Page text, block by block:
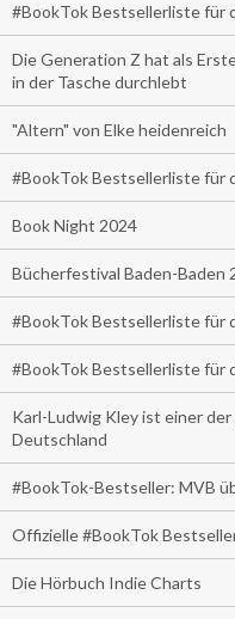
#BookTok Bestsellerliste für
Die Generation Z hat als
in der Tasche durchlebt
"Altern" von Elke heidenreich
#BookTok Bestsellerliste für
Book Night 2024
Bücherfestival Baden-Baden
#BookTok Bestsellerliste für
#BookTok Bestsellerliste für
Karl-Ludwig Kley ist einer
Deutschland
#BookTok-Bestseller: MVB
Offizielle #BookTok
Die Hörbuch Indie Charts